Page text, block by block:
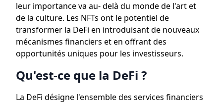
leur importance va au- delà du monde de l'art et
de la culture. Les NFTs ont le potentiel de
transformer la DeFi en introduisant de nouveaux
mécanismes financiers et en offrant des
opportunités uniques pour les investisseurs.
Qu'est-ce que la DeFi ?
La DeFi désigne l'ensemble des services financiers